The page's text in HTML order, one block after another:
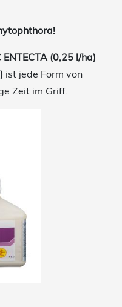
ENTECTA (0,25 l/ha)
ist jede Form von
Zeit im Griff.